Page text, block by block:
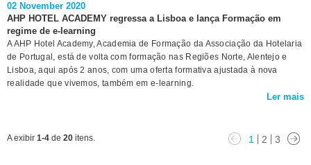
02 November 2020
AHP HOTEL ACADEMY regressa a Lisboa e lança Formação em
regime de e-learning
A AHP Hotel Academy, Academia de Formação da Associação da Hotelaria
de Portugal, está de volta com formação nas Regiões Norte, Alentejo e
Lisboa, aqui após 2 anos, com uma oferta formativa ajustada à nova
realidade que vivemos, também em e-learning.
Ler mais
A exibir 1-4 de 20 itens. 1 2 3